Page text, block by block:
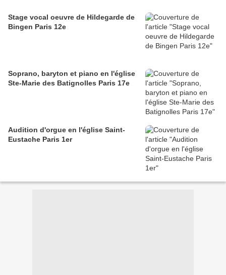
Stage vocal oeuvre de Hildegarde de
Bingen Paris 12e
Soprano, baryton et piano en l'église
Ste-Marie des Batignolles Paris 17e
Audition d'orgue en l'église Saint-
Eustache Paris 1er